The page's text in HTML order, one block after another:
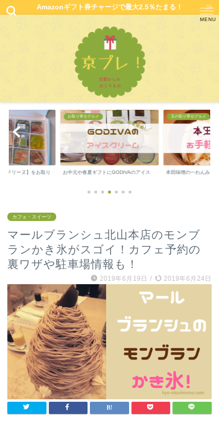
Amazonギフト券チャージで最大2.5％たまる！
ーヌ】をお取り
お取り寄せグルメ
お中元や春夏ギフトにGODIVAのアイス
京の取り寄せグルメ
本田味噌の一わんみそ汁が
カフェ・スイーツ
マールブランシュ北山本店のモンブ
ランかき氷がスゴイ！カフェ予約の
裏ワザや駐車場情報も！
2019年6月19日 / 2019年6月24日